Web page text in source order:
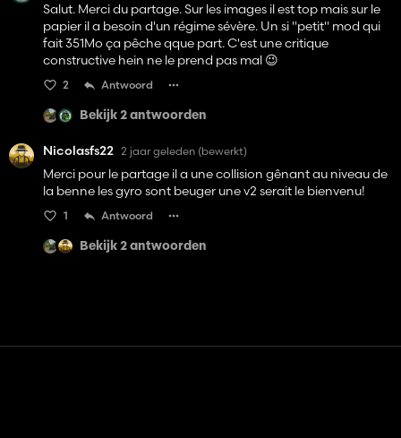
Salut. Merci du partage. Sur les images il est top mais sur le
papier il a besoin d'un régime sévère. Un si "petit" mod qui
fait 351Mo ça pêche qque part. C'est une critique
constructive hein ne le prend pas mal 😉
2 Antwoord
Bekijk 2 antwoorden
Nicolasfs22 2 jaar geleden (bewerkt)
Merci pour le partage il a une collision gênant au niveau de
la benne les gyro sont beuger une v2 serait le bienvenu!
1 Antwoord
Bekijk 2 antwoorden